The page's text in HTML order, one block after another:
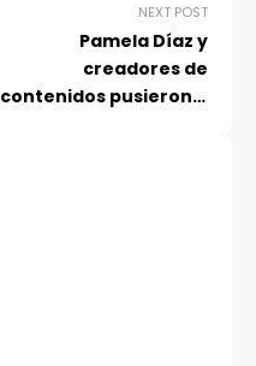
NEXT POST
Pamela Díaz y
creadores de
contenidos pusieron a